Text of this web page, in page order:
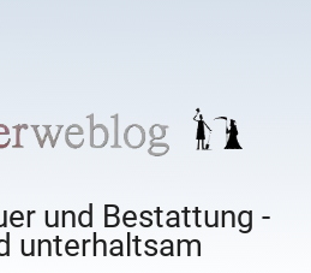
und Bestattung -
unterhaltsam